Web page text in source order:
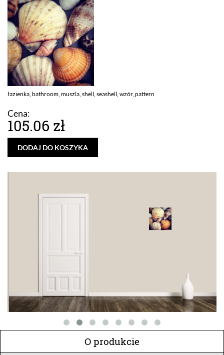
łazienka, bathroom, muszla, shell, seashell, wzór, pattern
Cena:
105.06 zł
DODAJ DO KOSZYKA
O produkcie